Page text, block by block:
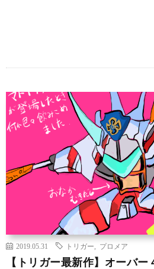
2019.05.31 トリガー プロメア
【トリガー最新作】オーバ